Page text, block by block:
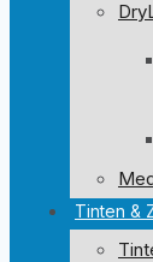
Tinten &